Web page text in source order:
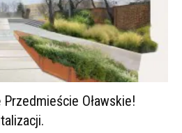
Oławskie!